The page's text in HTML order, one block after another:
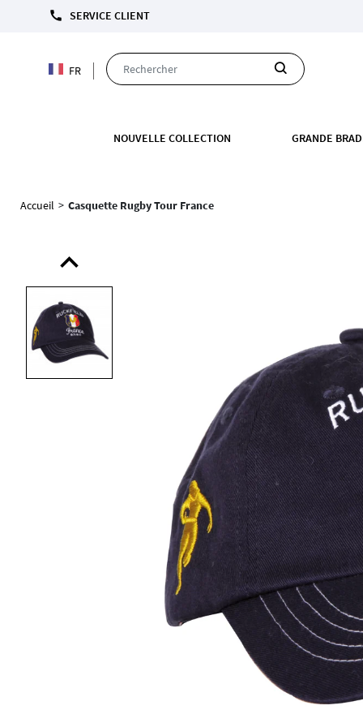
call SERVICE CLIENT
FR
NOUVELLE COLLECTION GRANDE
Accueil > Casquette Rugby Tour France
expand_less